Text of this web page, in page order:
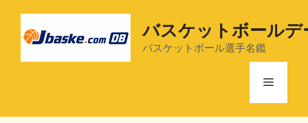
バスケットボールデ
バスケットボール選手名鑑
メ